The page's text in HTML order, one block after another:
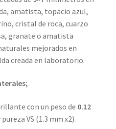
amatista, topacio azul,
cristal de roca, cuarzo
granate o amatista
mejorados en
creada en laboratorio.
con un peso de 0.12
VS (1.3 mm x2).